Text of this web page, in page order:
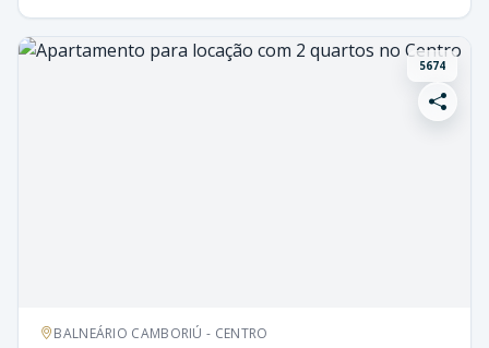
5674
BALNEÁRIO CAMBORIÚ - CENTRO